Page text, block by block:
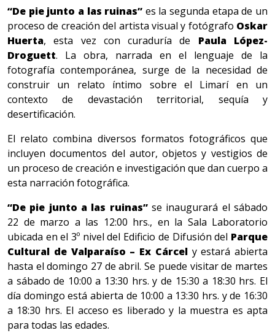
“De pie junto a las ruinas” es la segunda etapa de un
proceso de creación del artista visual y fotógrafo Oskar
Huerta, esta vez con curaduría de Paula López-
Droguett. La obra, narrada en el lenguaje de la
fotografía contemporánea, surge de la necesidad de
construir un relato íntimo sobre el Limarí en un
contexto de devastación territorial, sequía y
desertificación.
El relato combina diversos formatos fotográficos que
incluyen documentos del autor, objetos y vestigios de
un proceso de creación e investigación que dan cuerpo a
esta narración fotográfica.
“De pie junto a las ruinas”se inaugurará el sábado
22 de marzo a las 12:00 hrs., en la Sala Laboratorio
ubicada en el 3º nivel del Edificio de Difusión del Parque
Cultural de Valparaíso – Ex Cárcely estará abierta
hasta el domingo 27 de abril. Se puede visitar de martes
a sábado de 10:00 a 13:30 hrs. y de 15:30 a 18:30 hrs. El
día domingo está abierta de 10:00 a 13:30 hrs. y de 16:30
a 18:30 hrs. El acceso es liberado y la muestra es apta
para todas las edades.